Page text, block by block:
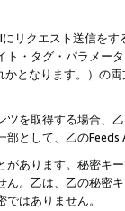
リクエスト送信を
ト・タグ・パラメー
となります。）の
を取得する場合、
として、乙の
あります。秘密キ
。乙は、乙の秘密
はありません。